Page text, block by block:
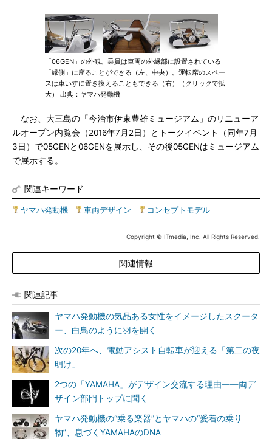
「06GEN」の外観。乗員は車両の外縁部に設置されている
「縁側」に座ることができる（左、中央）。運転席のスペー
スは車いすに置き換えることもできる（右）（クリックで拡
大） 出典：ヤマハ発動機
なお、大三島の「今治市伊東豊雄ミュージアム」のリニューア
ルオープン内覧会（2016年7月2日）とトークイベント（同年7月
3日）で05GENと06GENを展示し、その後05GENはミュージアム
で展示する。
関連キーワード
ヤマハ発動機 車両デザイン コンセプトモデル
Copyright © ITmedia, Inc. All Rights Reserved.
関連情報
関連記事
ヤマハ発動機の気品ある女性をイメージしたスクータ
ー、白鳥のように羽を開く
次の20年へ、電動アシスト自転車が迎える「第二の夜
明け」
2つの「YAMAHA」がデザイン交流する理由――両デ
ザイン部門トップに聞く
ヤマハ発動機の“乗る楽器”とヤマハの“愛着の乗り
物”、息づくYAMAHAのDNA